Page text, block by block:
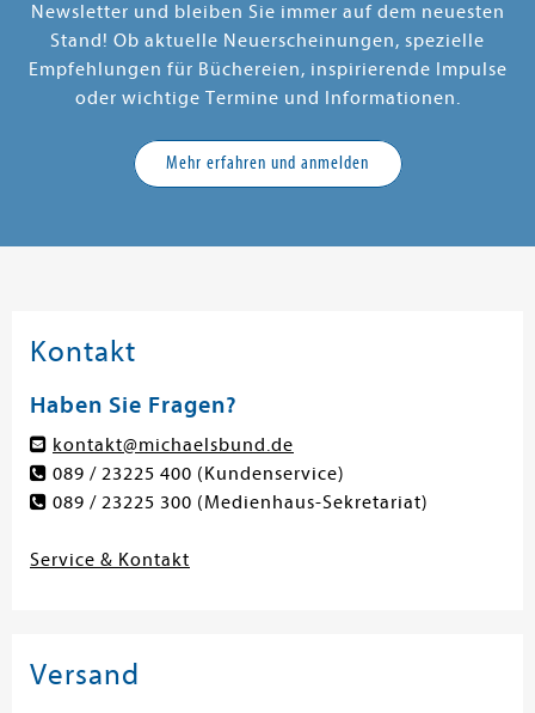
Newsletter und bleiben Sie immer auf dem neuesten
Stand! Ob aktuelle Neuerscheinungen, spezielle
Empfehlungen für Büchereien, inspirierende Impulse
oder wichtige Termine und Informationen.
Mehr erfahren und anmelden
Kontakt
Haben Sie Fragen?
kontakt@michaelsbund.de
089 / 23225 400 (Kundenservice)
089 / 23225 300 (Medienhaus-Sekretariat)
Service & Kontakt
Versand